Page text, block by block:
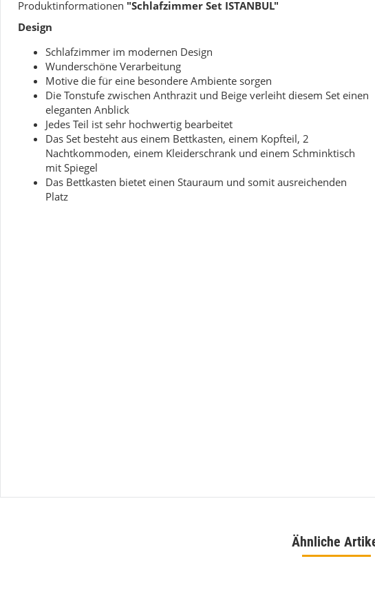
Produktinformationen "Schlafzimmer Set ISTANBUL"
Design
Schlafzimmer im modernen Design
Wunderschöne Verarbeitung
Motive die für eine besondere Ambiente sorgen
Die Tonstufe zwischen Anthrazit und Beige verleiht diesem Set einen
eleganten Anblick
Jedes Teil ist sehr hochwertig bearbeitet
Das Set besteht aus einem Bettkasten, einem Kopfteil, 2
Nachtkommoden, einem Kleiderschrank und einem Schminktisch
mit Spiegel
Das Bettkasten bietet einen Stauraum und somit ausreichenden
Platz
Ähnliche